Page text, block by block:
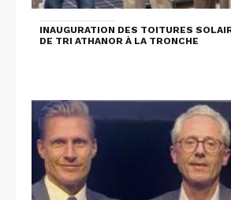
INAUGURATION DES TOITURES
DE TRI ATHANOR À LA TRONCHE